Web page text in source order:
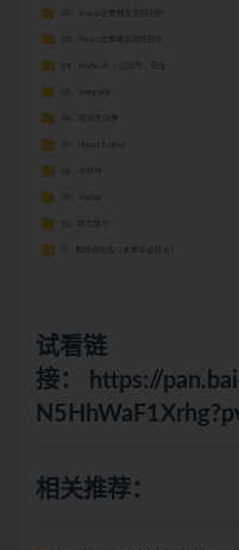
试看链
接：
https://
相关推荐：